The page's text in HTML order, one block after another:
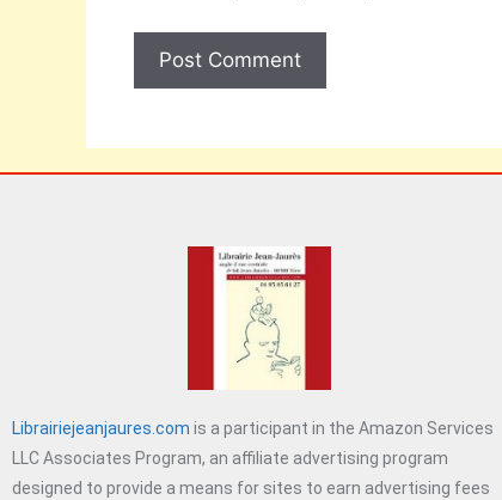
Librairiejeanjaures.com is a participant in the Amazon Services
LLC Associates Program, an affiliate advertising program
designed to provide a means for sites to earn advertising fees